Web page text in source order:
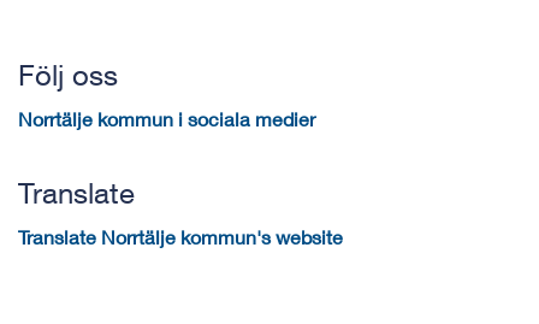
Följ oss
Norrtälje kommun i sociala medier
Translate
Translate Norrtälje kommun's website